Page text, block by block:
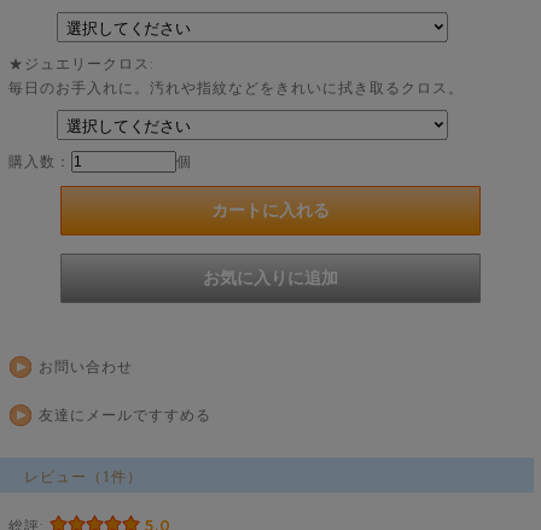
★ジュエリークロス:
毎日のお手入れに。汚れや指紋などをきれいに拭き取るクロス。
購入数： 個
お問い合わせ
友達にメールですすめる
レビュー（1件）
総評: 5.0